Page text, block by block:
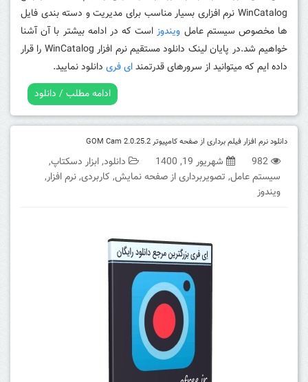
WinCatalog نرم افزاری بسیار مناسب برای مدیریت و دسته بندی فایل
ها مخصوص سیستم عامل ویندوزاست که در ادامه بیشتر با آن آشنا
خواهیم شد.در پایان لینک دانلود مستقیم نرم افزار WinCatalog را قرار
داده ایم که میتوانید از سرورهای قدرتمندای فری دانلود نمایید.
ادامه مطلب / دانلود
دانلود نرم افزار فیلم برداری از صفحه کامپیوتر GOM Cam 2.0.25.2
982 شهریور 19, 1400 دانلود,ابزار دسکتاپ,
سیستم عامل, تصویربرداری از صفحه نمایش, کاربردی,نرم افزار,
ویندوز